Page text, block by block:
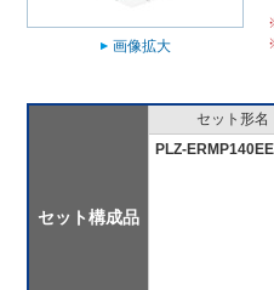
画像拡大
セット構成品
セット形名
PLZ-